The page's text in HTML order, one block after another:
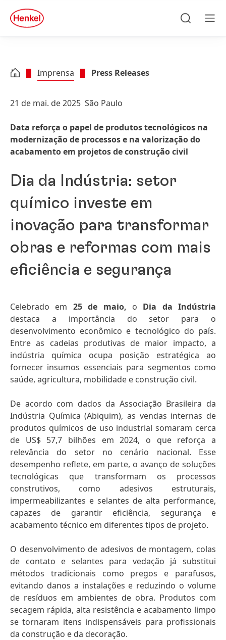
Skip to footer
quick
search
Imprensa Press Releases
21 de mai. de 2025 São Paulo
Data reforça o papel de produtos tecnológicos na
modernização de processos e na valorização do
acabamento em projetos de construção civil
Dia da Indústria: setor
químico investe em
inovação para transformar
obras e reformas com mais
eficiência e segurança
Celebrado em 25 de maio, o Dia da Indústria
destaca a importância do setor para o
desenvolvimento econômico e tecnológico do país.
Entre as cadeias produtivas de maior impacto, a
indústria química ocupa posição estratégica ao
fornecer insumos essenciais para segmentos como
saúde, agricultura, mobilidade e construção civil.
De acordo com dados da Associação Brasileira da
Indústria Química(Abiquim), as vendas internas de
produtos químicos de uso industrial somaram cerca
de US$ 57,7 bilhões em 2024, o que reforça a
relevância do setor no cenário nacional. Esse
desempenho reflete, em parte, o avanço de soluções
tecnológicas que transformam os processos
construtivos, como adesivos estruturais,
impermeabilizantes e selantes de alta performance,
capazes de garantir eficiência, segurança e
acabamento técnico em diferentes tipos de projeto.
O desenvolvimento de adesivos de montagem, colas
de contato e selantes para vedação já substitui
métodos tradicionais como pregos e parafusos,
evitando danos a instalações e reduzindo o volume
de resíduos em ambientes de obra. Produtos com
secagem rápida, alta resistência e acabamento limpo
se tornaram itens indispensáveis para profissionais
da construção e da decoração.